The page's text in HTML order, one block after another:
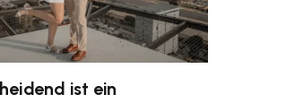
ist ein